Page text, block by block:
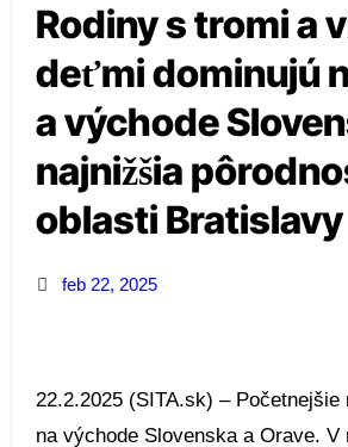
Rodiny s tromi a
deťmi dominujú
a východe
najnižšia
oblasti Bratislavy
feb 22, 2025
22.2.2025 (SITA.sk) – Početnejšie rodiny dominujú
na východe Slovenska a Orave. V